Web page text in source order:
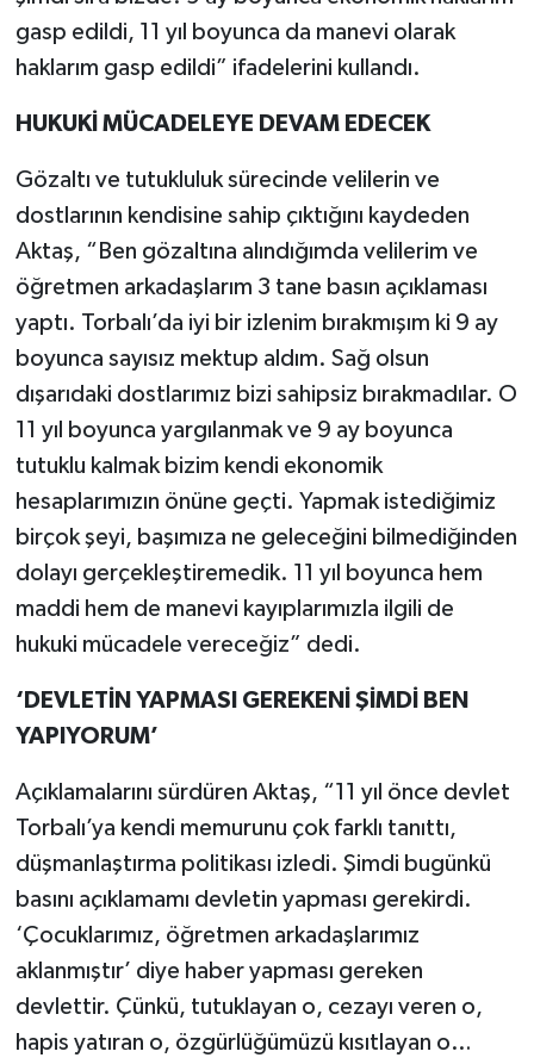
gasp edildi, 11 yıl boyunca da manevi olarak
haklarım gasp edildi” ifadelerini kullandı.
HUKUKİ MÜCADELEYE DEVAM EDECEK
Gözaltı ve tutukluluk sürecinde velilerin ve
dostlarının kendisine sahip çıktığını kaydeden
Aktaş, “Ben gözaltına alındığımda velilerim ve
öğretmen arkadaşlarım 3 tane basın açıklaması
yaptı. Torbalı’da iyi bir izlenim bırakmışım ki 9 ay
boyunca sayısız mektup aldım. Sağ olsun
dışarıdaki dostlarımız bizi sahipsiz bırakmadılar. O
11 yıl boyunca yargılanmak ve 9 ay boyunca
tutuklu kalmak bizim kendi ekonomik
hesaplarımızın önüne geçti. Yapmak istediğimiz
birçok şeyi, başımıza ne geleceğini bilmediğinden
dolayı gerçekleştiremedik. 11 yıl boyunca hem
maddi hem de manevi kayıplarımızla ilgili de
hukuki mücadele vereceğiz” dedi.
‘DEVLETİN YAPMASI GEREKENİ ŞİMDİ BEN
YAPIYORUM’
Açıklamalarını sürdüren Aktaş, “11 yıl önce devlet
Torbalı’ya kendi memurunu çok farklı tanıttı,
düşmanlaştırma politikası izledi. Şimdi bugünkü
basını açıklamamı devletin yapması gerekirdi.
‘Çocuklarımız, öğretmen arkadaşlarımız
aklanmıştır’ diye haber yapması gereken
devlettir. Çünkü, tutuklayan o, cezayı veren o,
hapis yatıran o, özgürlüğümüzü kısıtlayan o…